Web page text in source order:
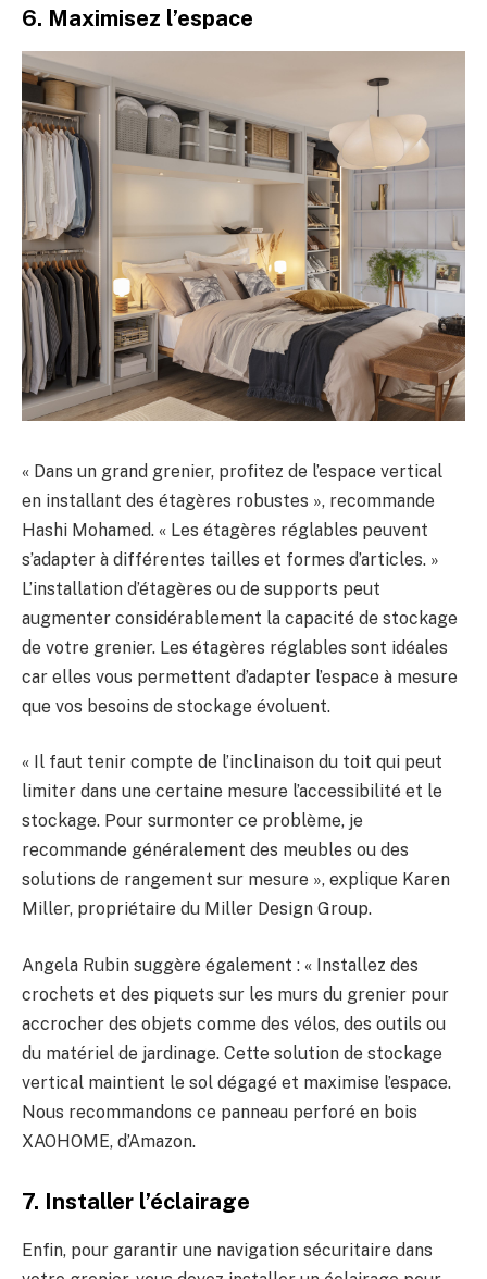
6. Maximisez l’espace
« Dans un grand grenier, profitez de l’espace vertical
en installant des étagères robustes », recommande
Hashi Mohamed. « Les étagères réglables peuvent
s’adapter à différentes tailles et formes d’articles. »
L’installation d’étagères ou de supports peut
augmenter considérablement la capacité de stockage
de votre grenier. Les étagères réglables sont idéales
car elles vous permettent d’adapter l’espace à mesure
que vos besoins de stockage évoluent.
« Il faut tenir compte de l’inclinaison du toit qui peut
limiter dans une certaine mesure l’accessibilité et le
stockage. Pour surmonter ce problème, je
recommande généralement des meubles ou des
solutions de rangement sur mesure », explique Karen
Miller, propriétaire du Miller Design Group.
Angela Rubin suggère également : « Installez des
crochets et des piquets sur les murs du grenier pour
accrocher des objets comme des vélos, des outils ou
du matériel de jardinage. Cette solution de stockage
vertical maintient le sol dégagé et maximise l’espace.
Nous recommandons ce panneau perforé en bois
XAOHOME, d’Amazon.
7. Installer l’éclairage
Enfin, pour garantir une navigation sécuritaire dans